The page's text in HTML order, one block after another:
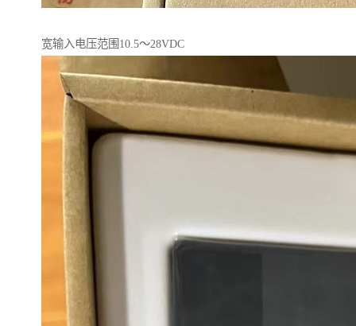
宽输入电压范围10.5～28VDC